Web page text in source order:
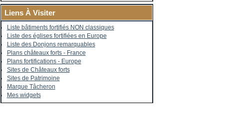
Liens À Visiter
Liste bâtiments fortifiés NON classiques
Liste des églises fortifiées en Europe
Liste des Donjons remarquables
Plans châteaux forts - France
Plans fortifications - Europe
Sites de Châteaux forts
Sites de Patrimoine
Marque Tâcheron
Mes widgets